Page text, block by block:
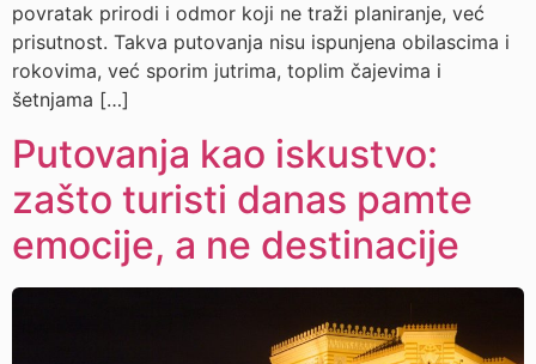
povratak prirodi i odmor koji ne traži planiranje, već
prisutnost. Takva putovanja nisu ispunjena obilascima i
rokovima, već sporim jutrima, toplim čajevima i
šetnjama […]
Putovanja kao iskustvo:
zašto turisti danas pamte
emocije, a ne destinacije